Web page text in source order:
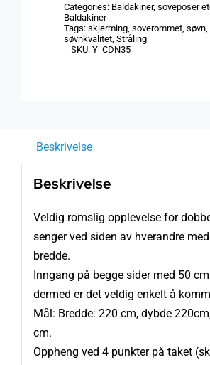
(220
cm
Categories: Baldakiner, soveposer
Baldakiner
Tags: skjerming soverommet søvn
søvnkvalitet Stråling
SKU: Y_CDN35
Beskrivelse
Beskrivelse
Veldig romslig opplevelse for
senger ved siden av hverandre
bredde.
Inngang på begge sider med 50
dermed er det veldig enkelt å
Mål: Bredde: 220 cm, dybde
cm.
Oppheng ved 4 punkter på taket